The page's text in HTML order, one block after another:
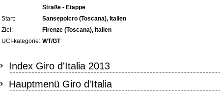
Straße - Etappe
Start:
Sansepolcro (Toscana), Italien
Ziel:
Firenze (Toscana), Italien
UCI-kategorie: WT/GT
Index Giro d'Italia 2013
Hauptmenü Giro d'Italia